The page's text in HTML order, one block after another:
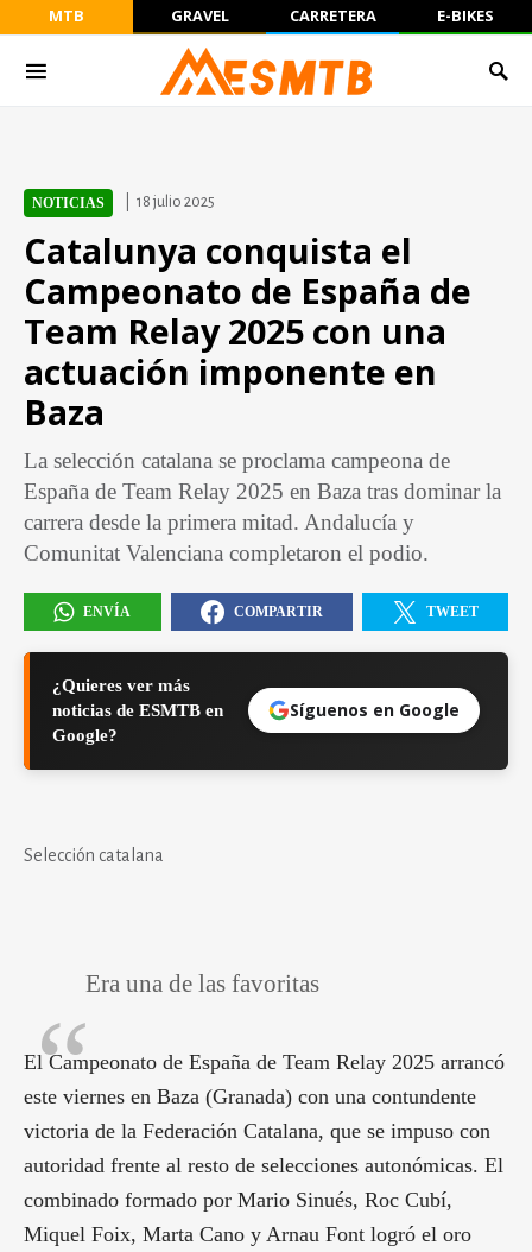
MTB GRAVEL CARRETERA E-BIKES
NOTICIAS 18 julio 2025
Catalunya conquista el
Campeonato de España de
Team Relay 2025 con una
actuación imponente en
Baza
La selección catalana se proclama campeona de
España de Team Relay 2025 en Baza tras dominar la
carrera desde la primera mitad. Andalucía y
Comunitat Valenciana completaron el podio.
ENVÍA COMPARTIR TWEET
¿Quieres ver más
noticias de ESMTB en
Google?
Síguenos en Google
Selección catalana
Era una de las favoritas
El Campeonato de España de Team Relay 2025 arrancó
este viernes en Baza (Granada) con una contundente
victoria de la Federación Catalana, que se impuso con
autoridad frente al resto de selecciones autonómicas. El
combinado formado por Mario Sinués, Roc Cubí,
Miquel Foix, Marta Cano y Arnau Font logró el oro